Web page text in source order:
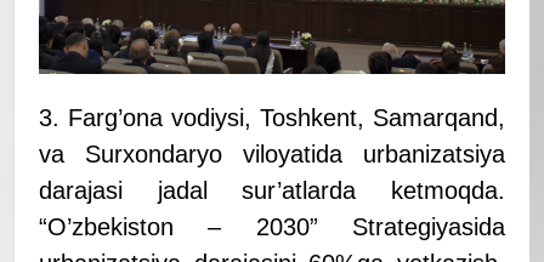
3. Farg’ona vodiysi, Toshkent, Samarqand,
va Surxondaryo viloyatida urbanizatsiya
darajasi jadal sur’atlarda ketmoqda.
“O’zbekiston – 2030” Strategiyasida